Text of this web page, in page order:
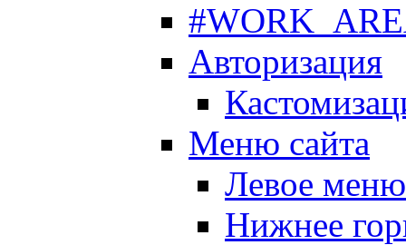
Авторизация
Меню сайта
Левое меню
Нижнее